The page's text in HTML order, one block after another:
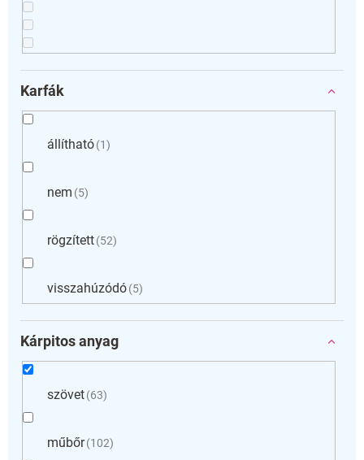
Karfák
állítható 1
nem 5
rögzített 52
visszahúzódó 5
Kárpitos anyag
szövet 63
műbőr 102